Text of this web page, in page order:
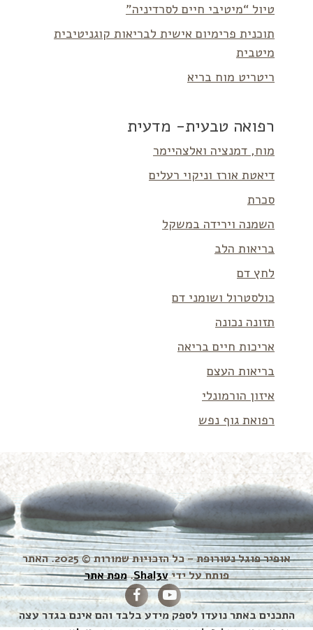
טיול “מיטיבי חיים לסרדיניה”
תוכנית פרימיום אישית לבריאות קוגניטיבית
מיטבית
ריטריט מוח בריא
רפואה טבעית- מדעית
מוח, דמנציה ואלצהיימר
דיאטת אורז וניקוי רעלים
סכרת
השמנה וירידה במשקל
בריאות הלב
לחץ דם
כולסטרול ושומני דם
תזונה נכונה
אריכות חיים בריאה
בריאות העצם
איזון הורמונלי
רפואת גוף נפש
אופיר פוגל נטורופת – כל הזכויות שמורות © 2025. האתר
פותח על ידיShal3v
.מפת אתר
התכנים באתר נועדו לספק מידע בלבד והם אינם בגדר עצה